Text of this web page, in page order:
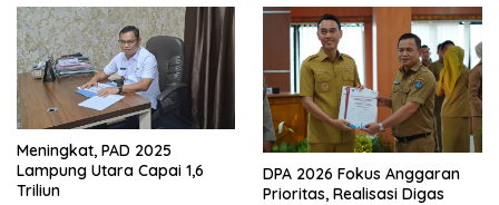
Meningkat, PAD 2025
Lampung Utara Capai 1,6
Triliun
DPA 2026 Fokus Anggaran
Prioritas, Realisasi Digas